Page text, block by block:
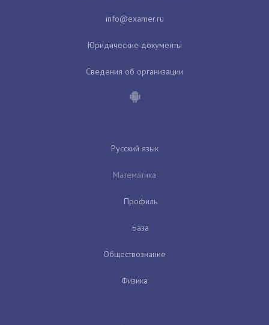
Юридические документы
Сведения об организации
Русский язык
Математика
Профиль
База
Обществознание
Физика